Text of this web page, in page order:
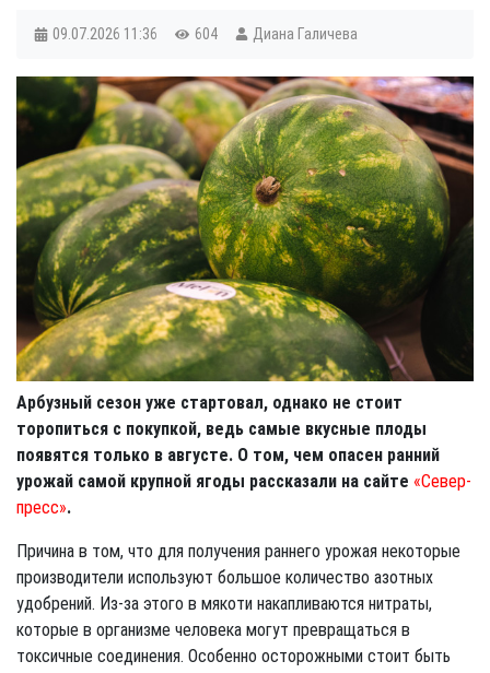
09.07.2026 11:36 604 Диана Галичева
Арбузный сезон уже стартовал, однако не стоит
торопиться с покупкой, ведь самые вкусные плоды
появятся только в августе. О том, чем опасен ранний
урожай самой крупной ягоды рассказали на сайте «Север-
пресс».
Причина в том, что для получения раннего урожая некоторые
производители используют большое количество азотных
удобрений. Из-за этого в мякоти накапливаются нитраты,
которые в организме человека могут превращаться в
токсичные соединения. Особенно осторожными стоит быть